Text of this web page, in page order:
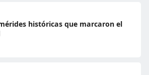
históricas que marcaron el